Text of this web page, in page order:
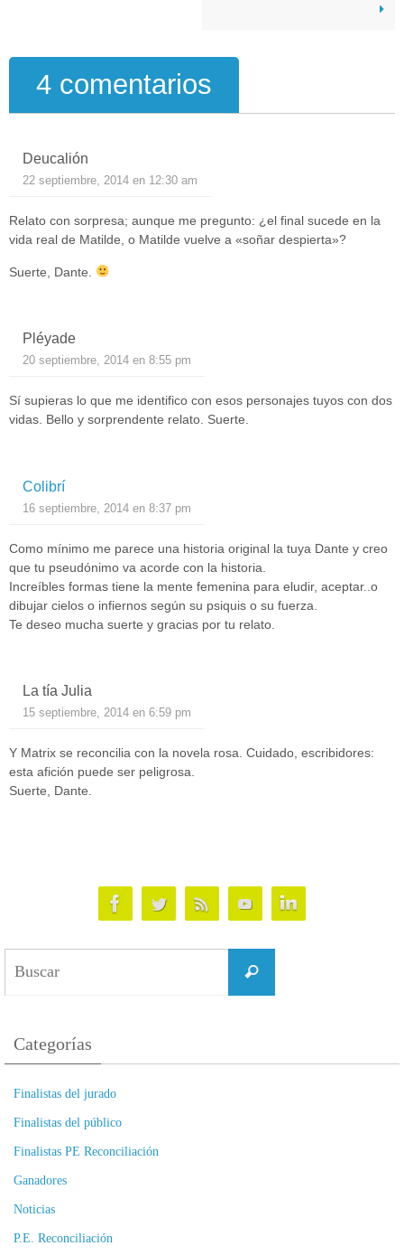
4 comentarios
Deucalión
22 septiembre, 2014 en 12:30 am
Relato con sorpresa; aunque me pregunto: ¿el final sucede en la
vida real de Matilde, o Matilde vuelve a «soñar despierta»?
Suerte, Dante.
Pléyade
20 septiembre, 2014 en 8:55 pm
Sí supieras lo que me identifico con esos personajes tuyos con dos
vidas. Bello y sorprendente relato. Suerte.
Colibrí
16 septiembre, 2014 en 8:37 pm
Como mínimo me parece una historia original la tuya Dante y creo
que tu pseudónimo va acorde con la historia.
Increíbles formas tiene la mente femenina para eludir, aceptar..o
dibujar cielos o infiernos según su psiquis o su fuerza.
Te deseo mucha suerte y gracias por tu relato.
La tía Julia
15 septiembre, 2014 en 6:59 pm
Y Matrix se reconcilia con la novela rosa. Cuidado, escribidores:
esta afición puede ser peligrosa.
Suerte, Dante.
Buscar
Categorías
Finalistas del jurado
Finalistas del público
Finalistas PE Reconciliación
Ganadores
Noticias
P.E. Reconciliación